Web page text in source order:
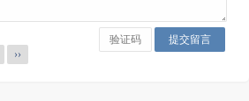
››